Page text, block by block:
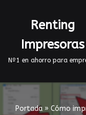
contenido
Renting
Impresoras
Nº1 en ahorro para
Portada » Cómo